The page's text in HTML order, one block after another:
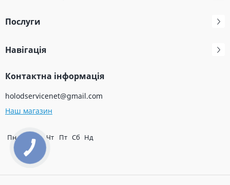
Послуги
Навігація
Контактна інформація
holodservicenet@gmail.com
Наш магазин
Пн Вт Ср Чт Пт Сб Нд